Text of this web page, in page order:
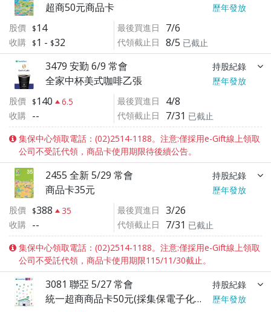
超商50元商品卡
歷年發放
股價
14
收購 1 - 32
最後買進日 7/6
代領截止日 8/5 已截止
3479 安勤 6/9 常會 持股紀錄
全家中杯美式咖啡乙張
歷年發放
股價
140
6.5
收購 --
最後買進日 4/8
代領截止日 7/31 已截止
集保中心領取電話：(02)2514-1188。注意:僅採用e-Gift線上領取
公司不受託代領，商品卡使用期限待後續公告。
2455 全新 5/29 常會 持股紀錄
商品卡35元
歷年發放
股價
388
35
收購 --
最後買進日 3/26
代領截止日 7/31 已截止
集保中心領取電話：(02)2514-1188。注意:僅採用e-Gift線上領取
公司不受託代領，商品卡使用期限115/11/30截止。
3081 聯亞 5/27 常會 持股紀錄
統一超商商品卡50元(採集保電子化服務eGift) (公司於03/31公告紀念品變更為全家便利商店禮物卡50元)
歷年發放